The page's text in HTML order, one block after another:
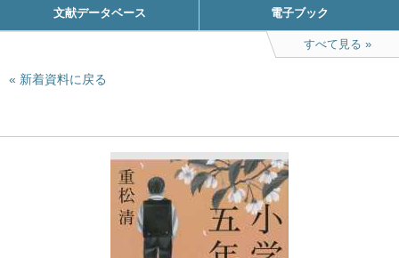
文献データベース 電子ブック
すべて見る
新着資料に戻る